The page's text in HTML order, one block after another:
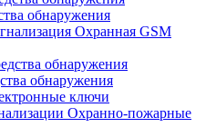
обнаружения
Охранная GSM
обнаружения
ключи
Охранно-пожарные